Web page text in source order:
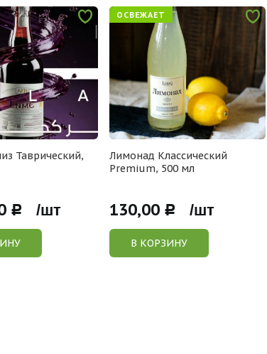
Таврический,
Р /шт
ОСВЕЖАЕТ
Лимонад Классический
Premium, 500 мл
130,00 Р /шт
В КОРЗИНУ